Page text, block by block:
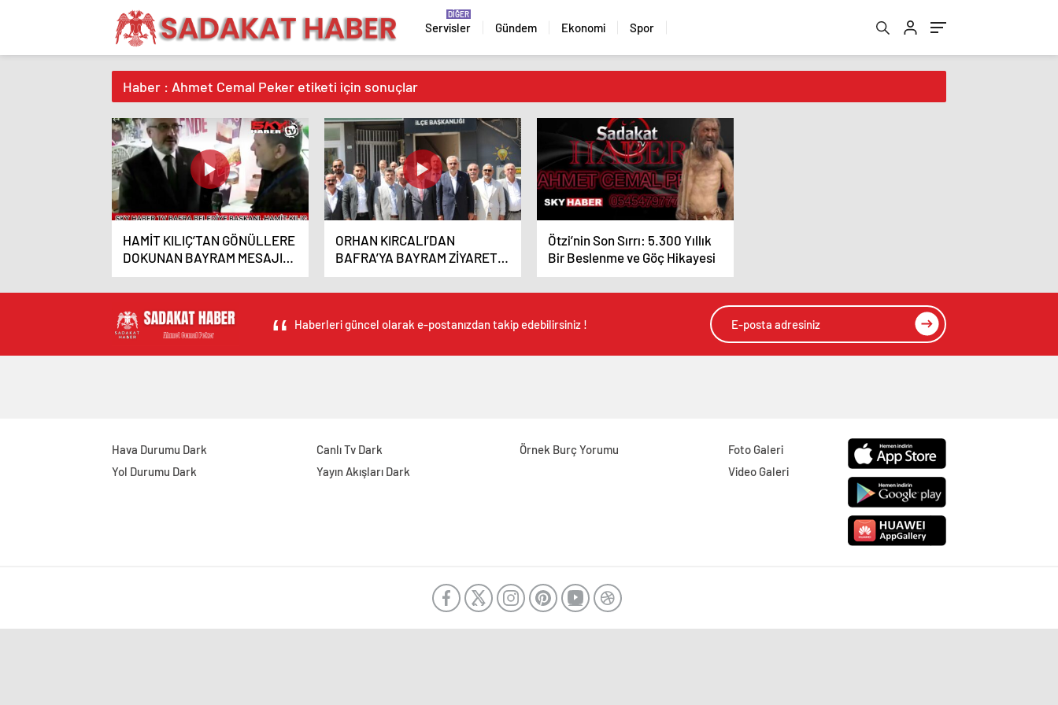
Servisler Gündem Ekonomi Spor
Haber : Ahmet Cemal Peker etiketi için sonuçlar
HAMİT KILIÇ’TAN GÖNÜLLERE
DOKUNAN BAYRAM MESAJI:
BAFRA’DA BİRLİK RUHU
YÜKSELDİ Cemal PEKER ,Özel
Haber
ORHAN KIRCALI’DAN
BAFRA’YA BAYRAM ZİYARETİ:
GÖNÜLLERİ FETHEDEN
BULUŞMA Cemal PEKER ,Özel
Ötzi’nin Son Sırrı: 5.300 Yıllık
Bir Beslenme ve Göç Hikayesi
Haberleri güncel olarak e-postanızdan takip edebilirsiniz !
Hava Durumu Dark
Yol Durumu Dark
Canlı Tv Dark
Yayın Akışları Dark
Örnek Burç Yorumu
Foto Galeri
Video Galeri